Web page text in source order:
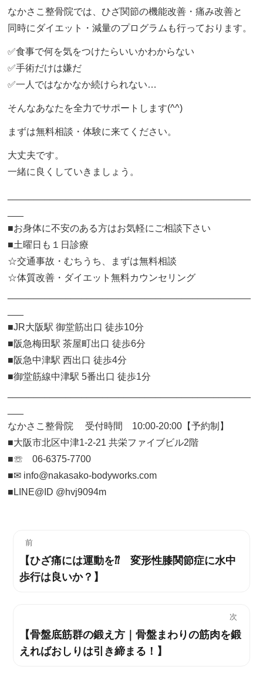
なかさこ整骨院では、ひざ関節の機能改善・痛み改善と
同時にダイエット・減量のプログラムも行っております。
✅食事で何を気をつけたらいいかわからない
✅手術だけは嫌だ
✅一人ではなかなか続けられない…
そんなあなたを全力でサポートします(^^)
まずは無料相談・体験に来てください。
大丈夫です。
一緒に良くしていきましょう。
■お身体に不安のある方はお気軽にご相談下さい
■土曜日も１日診療
☆交通事故・むちうち、まずは無料相談
☆体質改善・ダイエット無料カウンセリング
■JR大阪駅 御堂筋出口 徒歩10分
■阪急梅田駅 茶屋町出口 徒歩6分
■阪急中津駅 西出口 徒歩4分
■御堂筋線中津駅 5番出口 徒歩1分
なかさこ整骨院 受付時間 10:00-20:00【予約制】
■大阪市北区中津1-2-21 共栄ファイブビル2階
■☏ 06-6375-7700
■✉︎ info@nakasako-bodyworks.com
■LINE@ID @hvj9094m
前
過
去
稿:
【ひざ痛には運動を⁇ 変形性膝関節症に水中
歩行は良いか？】
次
次
の
【骨盤底筋群の鍛え方｜骨盤まわりの筋肉を鍛
えればおしりは引き締まる！】